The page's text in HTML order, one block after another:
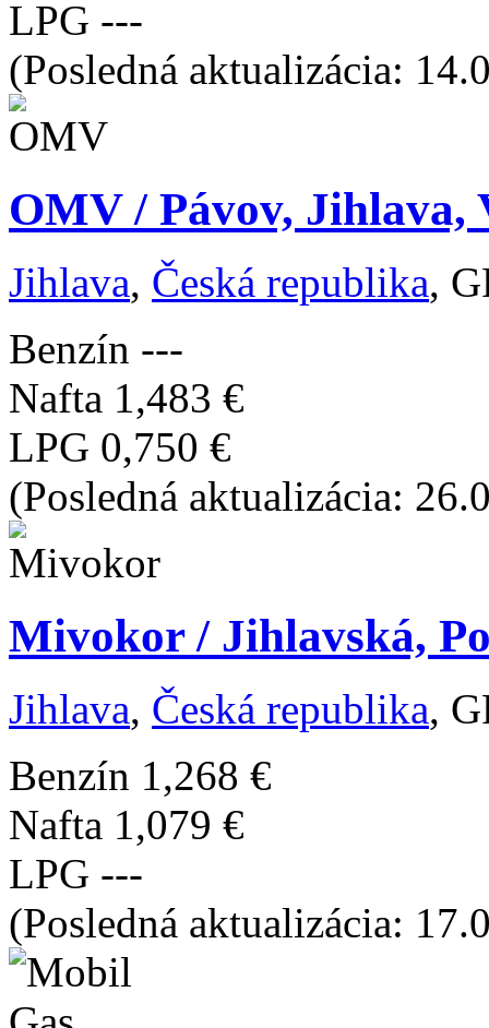
LPG ---
(Posledná aktualizácia:
OMV / Pávov, Jihlava,
Jihlava, Česká republika,
Benzín ---
Nafta 1,483 €
LPG 0,750 €
(Posledná aktualizácia:
Mivokor / Jihlavská,
Jihlava, Česká republika,
Benzín 1,268 €
Nafta 1,079 €
LPG ---
(Posledná aktualizácia: